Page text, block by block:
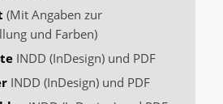
(Mit Angaben zur
und Farben)
INDD (InDesign) und PDF
INDD (InDesign) und PDF